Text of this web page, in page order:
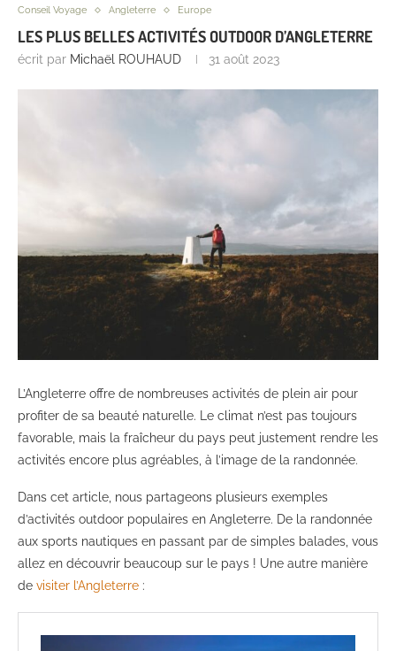
Conseil Voyage Angleterre Europe
LES PLUS BELLES ACTIVITÉS OUTDOOR D’ANGLETERRE
écrit par Michaël ROUHAUD 31 août 2023
L’Angleterre offre de nombreuses activités de plein air pour
profiter de sa beauté naturelle. Le climat n’est pas toujours
favorable, mais la fraîcheur du pays peut justement rendre les
activités encore plus agréables, à l’image de la randonnée.
Dans cet article, nous partageons plusieurs exemples
d’activités outdoor populaires en Angleterre. De la randonnée
aux sports nautiques en passant par de simples balades, vous
allez en découvrir beaucoup sur le pays ! Une autre manière
de visiter l’Angleterre :